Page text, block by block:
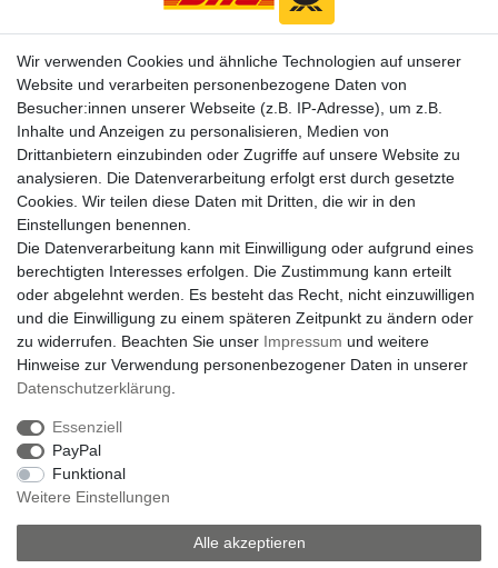
Gerne halten wir sie auf dem Laufenden
VORNAME NACHNAME
E-MAIL **
Newsletter
Honig
Hiermit bestätige ich, dass ich die
Einwilligung kann ich jederzeit widerrufen.**
Abonnieren
** Hierbei handelt es sich um ein Pflichtfeld.
Barrierefreiheitserklärung
Vertrag widerrufen
Wir verwenden Cookies und ähnliche Technologien auf unserer
Website und verarbeiten personenbezogene Daten von
Besucher:innen unserer Webseite (z.B. IP-Adresse), um z.B.
Inhalte und Anzeigen zu personalisieren, Medien von
Drittanbietern einzubinden oder Zugriffe auf unsere Website zu
analysieren. Die Datenverarbeitung erfolgt erst durch gesetzte
Cookies. Wir teilen diese Daten mit Dritten, die wir in den
Einstellungen benennen.
Die Datenverarbeitung kann mit Einwilligung oder aufgrund eines
berechtigten Interesses erfolgen. Die Zustimmung kann erteilt
oder abgelehnt werden. Es besteht das Recht, nicht einzuwilligen
und die Einwilligung zu einem späteren Zeitpunkt zu ändern oder
zu widerrufen. Beachten Sie unser Impressum und weitere
Hinweise zur Verwendung personenbezogener Daten in unserer
Daten­schutz­erklärung
Essenziell
PayPal
Funktional
Weitere Einstellungen
Alle akzeptieren